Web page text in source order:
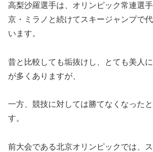
高梨沙羅選手は、オリンピック常連選
京・ミラノと続けてスキージャンプで
います。
昔と比較しても垢抜けし、とても美人
が多くありますが、
一方、競技に対しては勝てなくなった
す。
前大会である北京オリンピックでは、